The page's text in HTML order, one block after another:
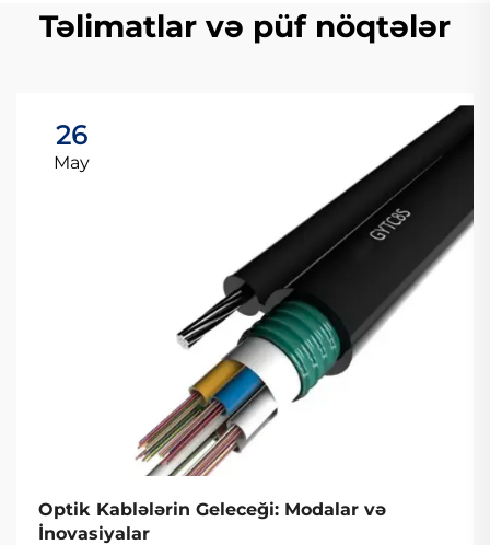
Təlimatlar və püf nöqtələr
26
May
Optik Kablələrin Geleceği: Modalar və
İnovasiyalar